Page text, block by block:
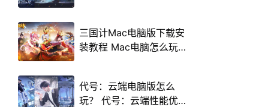
三国计Mac电脑版下载安
装教程 Mac电脑怎么玩
代号：云端电脑版怎么
玩？ 代号：云端性能优